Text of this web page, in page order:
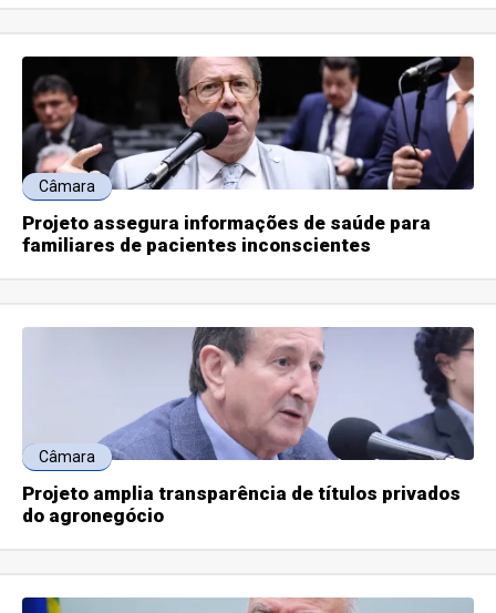
Câmara
Projeto assegura informações de saúde para
familiares de pacientes inconscientes
Câmara
Projeto amplia transparência de títulos privados
do agronegócio